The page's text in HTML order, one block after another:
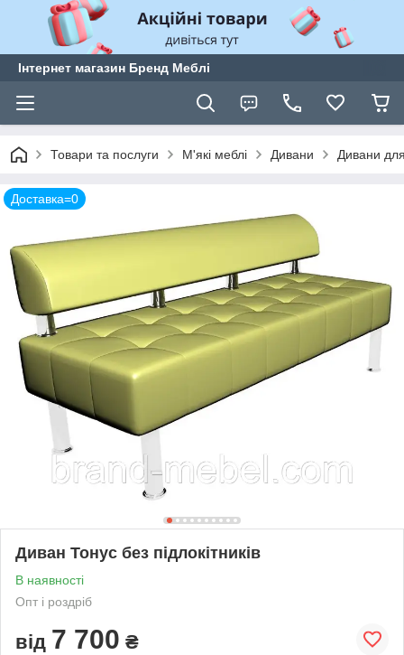
Інтернет магазин Бренд Меблі
Товари та послуги М'які меблі Дивани Дивани для
Доставка=0
Диван Тонус без підлокітників
В наявності
Опт і роздріб
від 7 700 ₴